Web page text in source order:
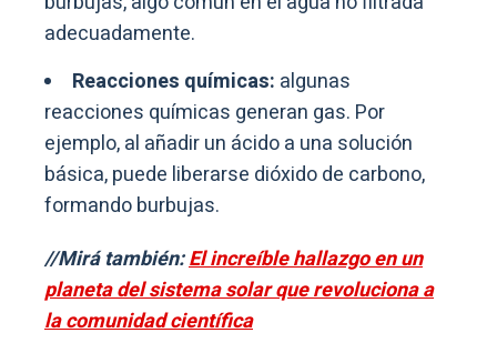
adecuadamente.
Reacciones químicas: algunas
reacciones químicas generan gas. Por
ejemplo, al añadir un ácido a una solución
básica, puede liberarse dióxido de carbono,
formando burbujas.
//Mirá también:El increíble hallazgo en un
planeta del sistema solar que revoluciona a
la comunidad científica